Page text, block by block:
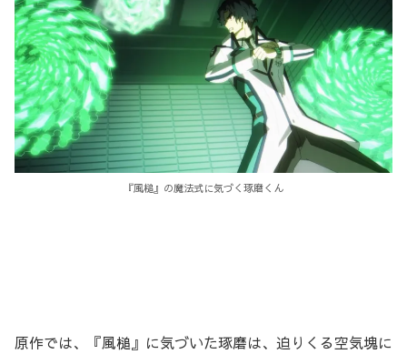
『風槌』の魔法式に気づく琢磨くん
原作では、『風槌』に気づいた琢磨は、迫りくる空気塊に